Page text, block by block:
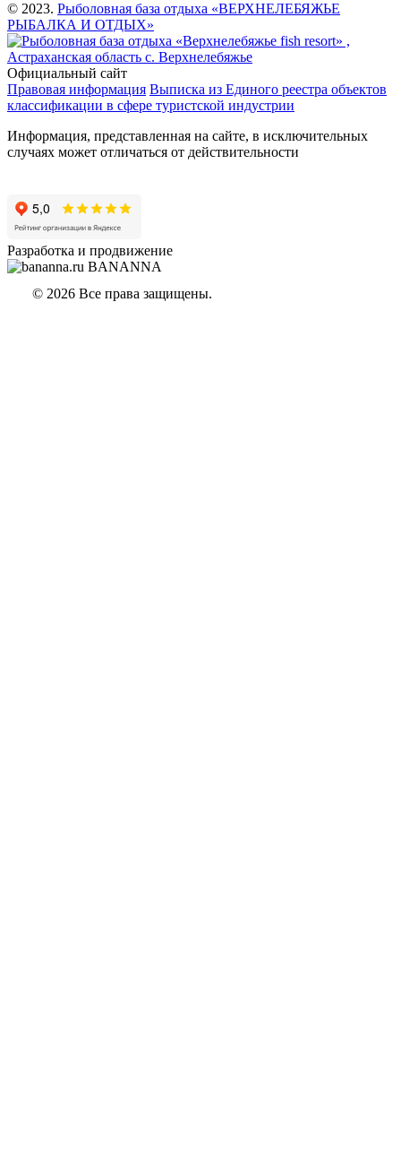
© 2023. Рыболовная база отдыха «ВЕРХНЕЛЕБЯЖЬЕ
РЫБАЛКА И ОТДЫХ»
,
Астраханская область с. Верхнелебяжье
Официальный сайт
Правовая информация Выписка из Единого реестра объектов
классификации в сфере туристской индустрии
Информация, представленная на сайте, в исключительных
случаях может отличаться от действительности
Разработка и продвижение
BANANNA
© 2026 Все права защищены.